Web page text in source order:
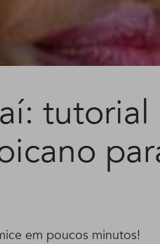
tutorial
em poucos minutos!